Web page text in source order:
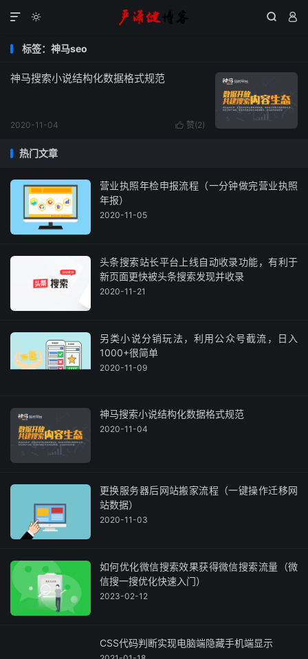

 

标签：神马seo
神马搜索小说结构化数据格式规范
2020-11-04  赞(2)
热门文章
营业执照年检申报流程（一分钟做完营业执照
年报）
2020-11-05
头条搜索站长平台上线自动收录功能，有利于
新页面更快被头条搜索发现并收录
2020-11-21
另类小说分销玩法，利用公众号截流，日入
1000+很简单
2020-11-09
神马搜索小说结构化数据格式规范
2020-11-04
更换服务器后网站搬家流程（一键操作迁移网
站数据）
2020-11-03
如何优化微信搜索效果获得微信搜索流量（微
信搜一搜优化快速入门）
2023-02-12
CSS代码判断实现电脑端隐藏手机端显示